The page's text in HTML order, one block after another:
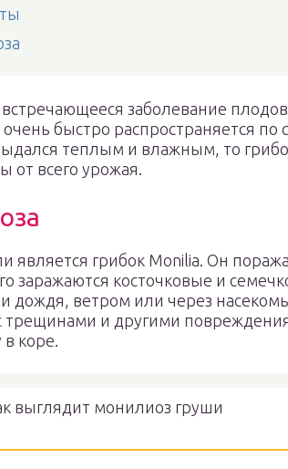
заболевание
быстро распространяется по
теплым и влажным, то
от всего урожая.
является грибок Monilia. Он
заражаются косточковые и
дождя, ветром или через
и другими
в коре.
выглядит монилиоз груши